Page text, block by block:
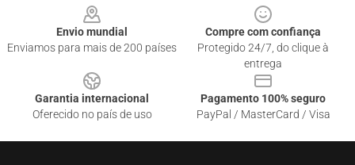
Envio mundial
Enviamos para mais de 200 países
Compre com confiança
Protegido 24/7, do clique à
entrega
Garantia internacional
Oferecido no país de uso
Pagamento 100% seguro
PayPal / MasterCard / Visa